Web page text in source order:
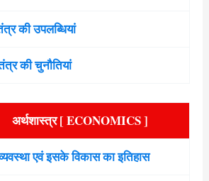
की उपलब्धियां
की चुनौतियां
अर्थशास्त्र [ ECONOMICS ]
एवं इसके विकास का इतिहास